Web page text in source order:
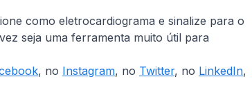
como eletrocardiograma e sinalize para o
seja uma ferramenta muito útil para
, no Instagram, no Twitter, no LinkedIn,